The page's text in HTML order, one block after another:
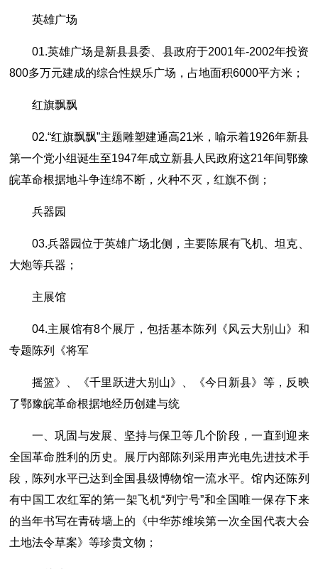
英雄广场
01.英雄广场是新县县委、县政府于2001年-2002年投资
800多万元建成的综合性娱乐广场，占地面积6000平方米；
红旗飘飘
02.“红旗飘飘”主题雕塑建通高21米，喻示着1926年新县
第一个党小组诞生至1947年成立新县人民政府这21年间鄂豫
皖革命根据地斗争连绵不断，火种不灭，红旗不倒；
兵器园
03.兵器园位于英雄广场北侧，主要陈展有飞机、坦克、
大炮等兵器；
主展馆
04.主展馆有8个展厅，包括基本陈列《风云大别山》和
专题陈列《将军
摇篮》、《千里跃进大别山》、《今日新县》等，反映
了鄂豫皖革命根据地经历创建与统
一、巩固与发展、坚持与保卫等几个阶段，一直到迎来
全国革命胜利的历史。展厅内部陈列采用声光电先进技术手
段，陈列水平已达到全国县级博物馆一流水平。馆内还陈列
有中国工农红军的第一架飞机“列宁号”和全国唯一保存下来
的当年书写在青砖墙上的《中华苏维埃第一次全国代表大会
土地法令草案》等珍贵文物；